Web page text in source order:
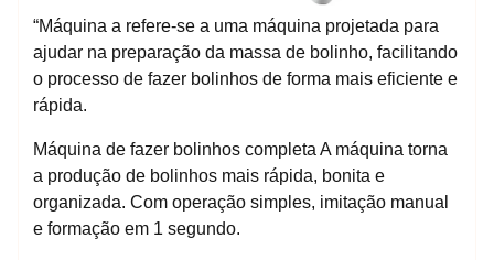
“Máquina a refere-se a uma máquina projetada para
ajudar na preparação da massa de bolinho, facilitando
o processo de fazer bolinhos de forma mais eficiente e
rápida.
Máquina de fazer bolinhos completa A máquina torna
a produção de bolinhos mais rápida, bonita e
organizada. Com operação simples, imitação manual
e formação em 1 segundo.